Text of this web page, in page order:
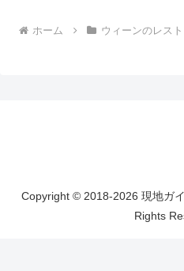
ホーム ウィーンのレス
Copyright © 2018-2026 現地ガ
Rights